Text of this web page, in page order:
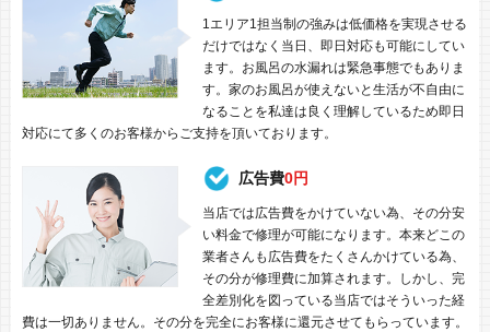
1エリア1担当制の強みは低価格を実現させる
だけではなく当日、即日対応も可能にしてい
ます。お風呂の水漏れは緊急事態でもありま
す。家のお風呂が使えないと生活が不自由に
なることを私達は良く理解しているため即日
対応にて多くのお客様からご支持を頂いております。
広告費0円
当店では広告費をかけていない為、その分安
い料金で修理が可能になります。本来どこの
業者さんも広告費をたくさんかけている為、
その分が修理費に加算されます。しかし、完
全差別化を図っている当店ではそういった経
費は一切ありません。その分を完全にお客様に還元させてもらっています。